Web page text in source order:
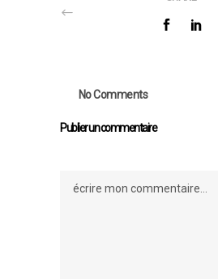
No Comments
Publier un commentaire